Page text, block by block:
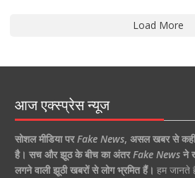
Load More
आज एक्स्प्रेस न्यूज
सोशल मीडिया परFake News, असल खबर से कहीं
है। सच और झूठ के बीच का अंतरFake Newsने
लगने वाली झूठी खबरों से लोग भ्रमित हैं। हम जानते